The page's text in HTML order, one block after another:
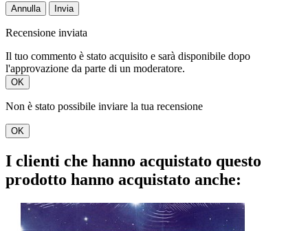
Annulla Invia
Recensione inviata
Il tuo commento è stato acquisito e sarà disponibile dopo
l'approvazione da parte di un moderatore.
OK
Non è stato possibile inviare la tua recensione
OK
I clienti che hanno acquistato questo
prodotto hanno acquistato anche: